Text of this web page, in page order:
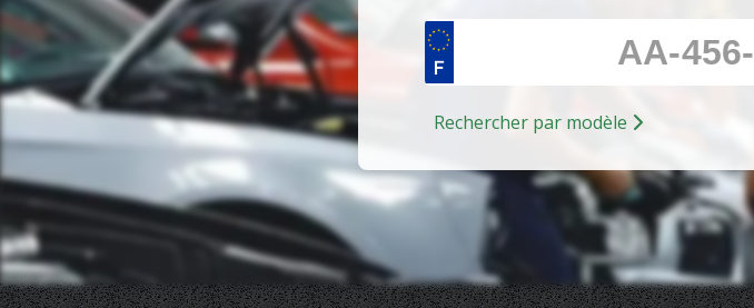
Rechercher par modèle